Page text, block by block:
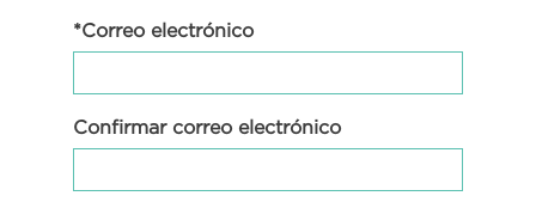
*Correo electrónico
Confirmar correo electrónico